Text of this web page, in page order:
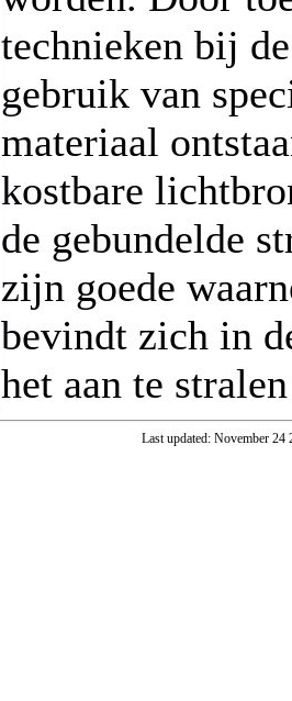
technieken bij
gebruik van
materiaal
kostbare
de gebundelde
zijn goede
bevindt zich in
het aan te
Last updated: November